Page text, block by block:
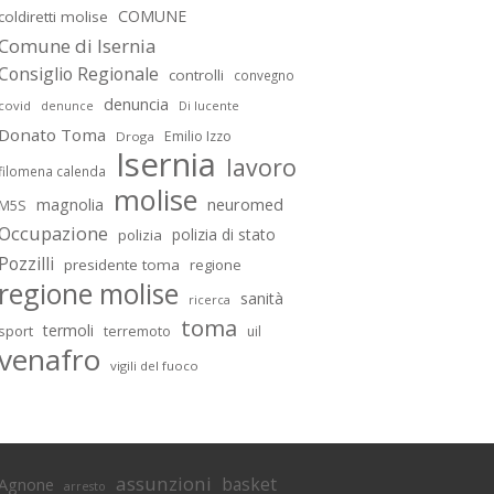
coldiretti molise COMUNE
di Isernia
Regionale controlli convegno
covid denunce denuncia Di lucente
Donato Toma Droga Emilio Izzo
calenda Isernia lavoro
M5S magnolia molise neuromed
polizia polizia di stato
Pozzilli presidente toma regione
regione molise ricerca sanità
sport termoli terremoto toma uil
vigili del fuoco
arresto assunzioni basket